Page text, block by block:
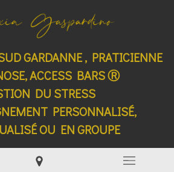
GARDANNE , PRATICIENNE
ACCESS BARS Ⓡ
DU STRESS
PERSONNALISÉ,
OU EN GROUPE